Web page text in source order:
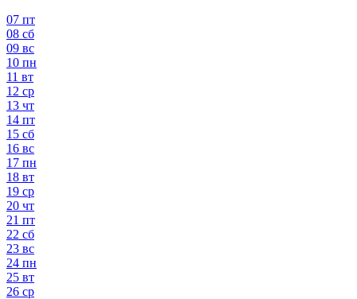
07 пт
08 сб
09 вс
10 пн
11 вт
12 ср
13 чт
14 пт
15 сб
16 вс
17 пн
18 вт
19 ср
20 чт
21 пт
22 сб
23 вс
24 пн
25 вт
26 ср